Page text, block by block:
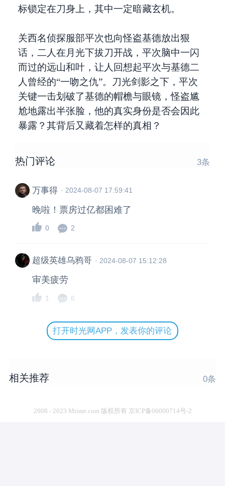
标锁定在刀身上，其中一定暗藏玄机。
关西名侦探服部平次也向怪盗基德放出狠
话，二人在月光下拔刀开战，平次脑中一闪
而过的远山和叶，让人回想起平次与基德二
人曾经的“一吻之仇”。刀光剑影之下，平次
关键一击划破了基德的帽檐与眼镜，怪盗尴
尬地露出半张脸，他的真实身份是否会因此
暴露？其背后又藏着怎样的真相？
热门评论 3条
万事得 ·2024-08-07 17:59:41
晚啦！票房过亿都困难了
0 2
超级英雄乌鸦哥 · 2024-08-07 15:12:28
审美疲劳
1 6
打开时光网APP，发表你的评论
相关推荐 0条
2008 - 2023 Mtime.com 版权所有 京ICP备06000714号-2